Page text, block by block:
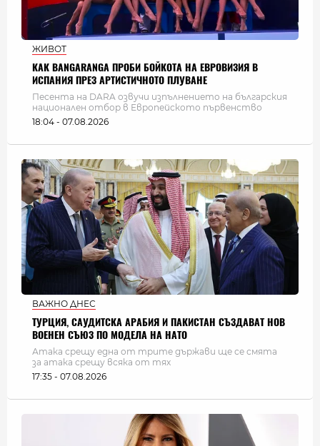
ЖИВОТ
КАК BANGARANGA ПРОБИ БОЙКОТА НА ЕВРОВИЗИЯ В
ИСПАНИЯ ПРЕЗ АРТИСТИЧНОТО ПЛУВАНЕ
Песента на DARA озвучи изпълнението на българския
национален отбор в Европейското първенство
18:04 - 07.08.2026
ВАЖНО ДНЕС
ТУРЦИЯ, САУДИТСКА АРАБИЯ И ПАКИСТАН СЪЗДАВАТ НОВ
ВОЕНЕН СЪЮЗ ПО МОДЕЛА НА НАТО
Атака срещу една от трите държави ще се смята
за атака срещу всяка от тях
17:35 - 07.08.2026